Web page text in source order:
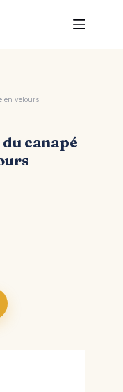
en velours
canapé